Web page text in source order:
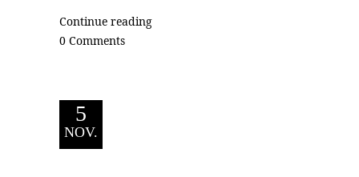
Continue reading
0 Comments
5
NOV.